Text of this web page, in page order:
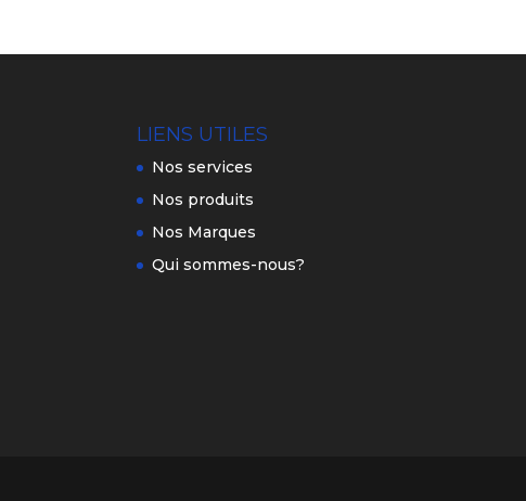
LIENS UTILES
Nos services
Nos produits
Nos Marques
Qui sommes-nous?